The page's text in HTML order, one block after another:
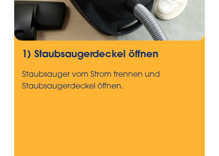
1) Staubsaugerdeckel öffnen
Staubsauger vom Strom trennen und
Staubsaugerdeckel öffnen.